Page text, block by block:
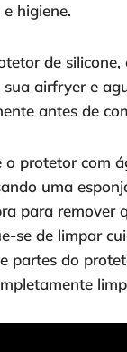
higiene.
de silicone,
airfryer e
antes de
o protetor com
uma
para remover
se de limpar
partes do